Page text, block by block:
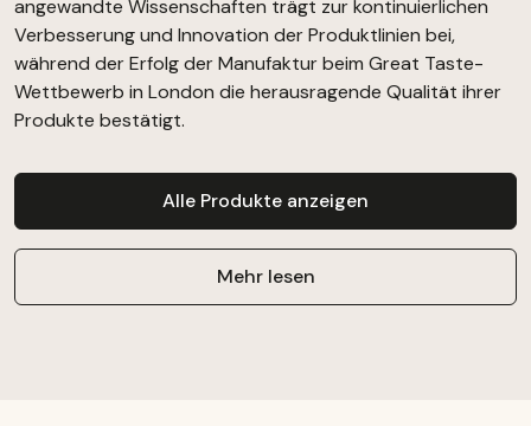
angewandte Wissenschaften trägt zur kontinuierlichen
Verbesserung und Innovation der Produktlinien bei,
während der Erfolg der Manufaktur beim Great Taste-
Wettbewerb in London die herausragende Qualität ihrer
Produkte bestätigt.
Alle Produkte anzeigen
Mehr lesen